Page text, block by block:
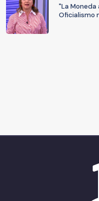
"La Moneda
Oficialismo